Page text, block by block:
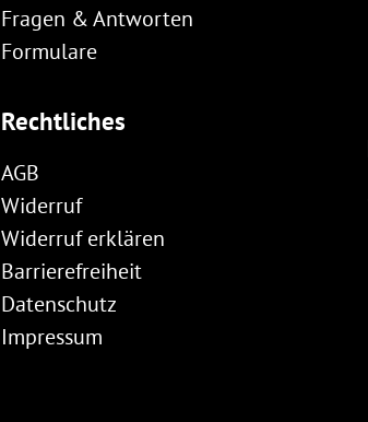
Fragen & Antworten
Formulare
Rechtliches
AGB
Widerruf
Widerruf erklären
Barrierefreiheit
Datenschutz
Impressum